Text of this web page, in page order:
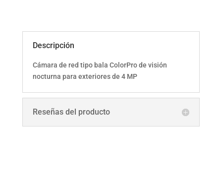
cantidad
Descripción
Cámara de red tipo bala ColorPro de visión
nocturna para exteriores de 4 MP
Reseñas del producto